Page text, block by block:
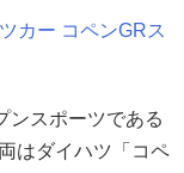
カー コペンGRス
ンスポーツである
はダイハツ「コペ